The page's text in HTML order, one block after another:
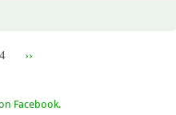
››